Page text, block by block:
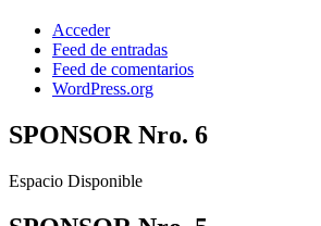
Acceder
Feed de entradas
Feed de comentarios
WordPress.org
SPONSOR Nro. 6
Espacio Disponible